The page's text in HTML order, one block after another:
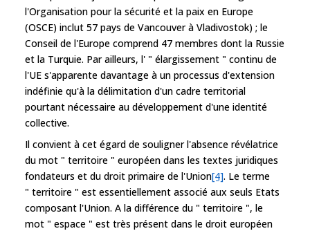
l'Organisation pour la sécurité et la paix en Europe
(OSCE) inclut 57 pays de Vancouver à Vladivostok) ; le
Conseil de l'Europe comprend 47 membres dont la Russie
et la Turquie. Par ailleurs, l' " élargissement " continu de
l'UE s'apparente davantage à un processus d'extension
indéfinie qu'à la délimitation d'un cadre territorial
pourtant nécessaire au développement d'une identité
collective.
Il convient à cet égard de souligner l'absence révélatrice
du mot " territoire " européen dans les textes juridiques
fondateurs et du droit primaire de l'Union[4]. Le terme
" territoire " est essentiellement associé aux seuls Etats
composant l'Union. A la différence du " territoire ", le
mot " espace " est très présent dans le droit européen